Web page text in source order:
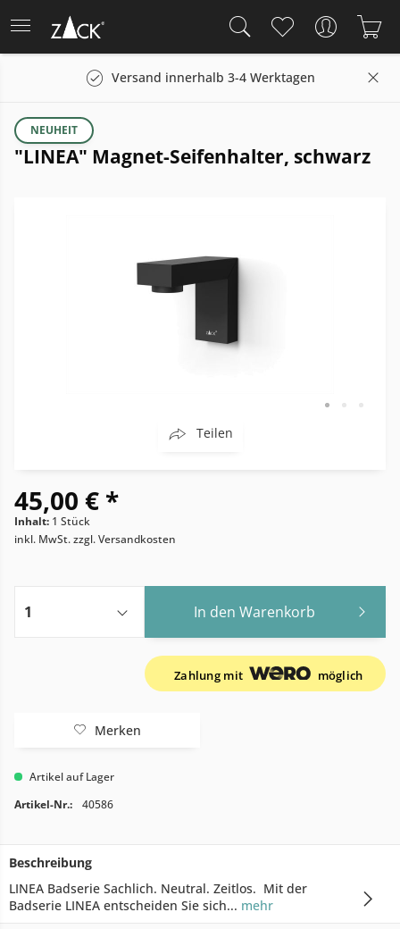
Versand innerhalb 3-4 Werktagen
"LINEA" Magnet-Seifenhalter, schwarz
NEUHEIT
Teilen
45,00 € *
Inhalt: 1 Stück
inkl. MwSt.zzgl. Versandkosten
In den Warenkorb
Zahlung mit möglich
Merken
Artikel auf Lager
Artikel-Nr.:
40586
Beschreibung
LINEA Badserie Sachlich. Neutral. Zeitlos. Mit der
Badserie LINEA entscheiden Sie sich... mehr